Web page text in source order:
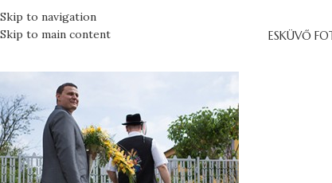
Skip to navigation
Skip to main content
ESKÜVŐ